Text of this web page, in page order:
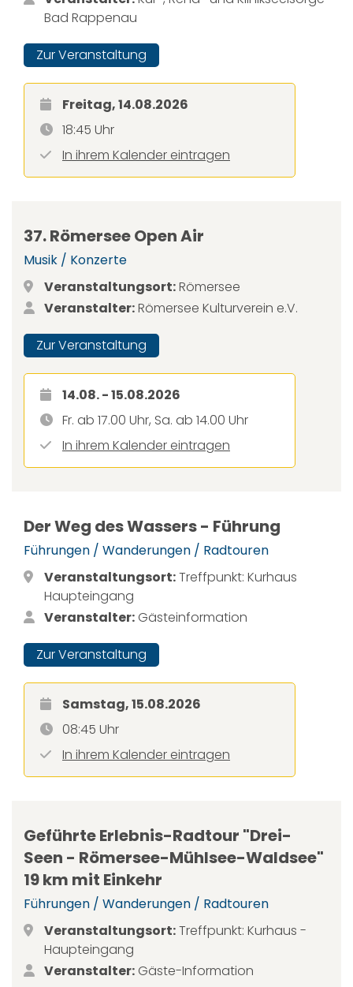
Bad Rappenau
Zur Veranstaltung
Freitag, 14.08.2026
18:45 Uhr
In ihrem Kalender eintragen
37. Römersee Open Air
Musik / Konzerte
Veranstaltungsort:Römersee
Veranstalter:Römersee Kulturverein e.V.
Zur Veranstaltung
14.08. - 15.08.2026
Fr. ab 17.00 Uhr, Sa. ab 14.00 Uhr
In ihrem Kalender eintragen
Der Weg des Wassers - Führung
Führungen / Wanderungen / Radtouren
Veranstaltungsort:Treffpunkt: Kurhaus
Haupteingang
Veranstalter: Gästeinformation
Zur Veranstaltung
Samstag, 15.08.2026
08:45 Uhr
In ihrem Kalender eintragen
Geführte Erlebnis-Radtour "Drei-
Seen - Römersee-Mühlsee-Waldsee"
19 km mit Einkehr
Führungen / Wanderungen / Radtouren
Veranstaltungsort:Treffpunkt: Kurhaus -
Haupteingang
Veranstalter: Gäste-Information